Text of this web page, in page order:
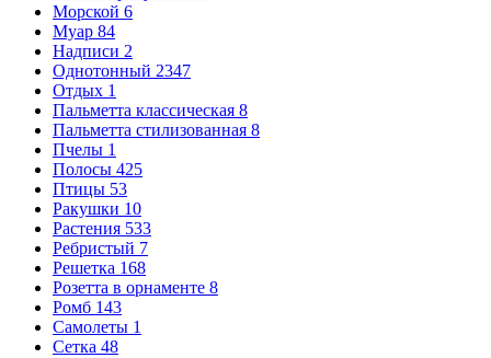
Морской 6
Муар 84
Надписи 2
Однотонный 2347
Отдых 1
Пальметта классическая 8
Пальметта стилизованная 8
Пчелы 1
Полосы 425
Птицы 53
Ракушки 10
Растения 533
Ребристый 7
Решетка 168
Розетта в орнаменте 8
Ромб 143
Самолеты 1
Сетка 48